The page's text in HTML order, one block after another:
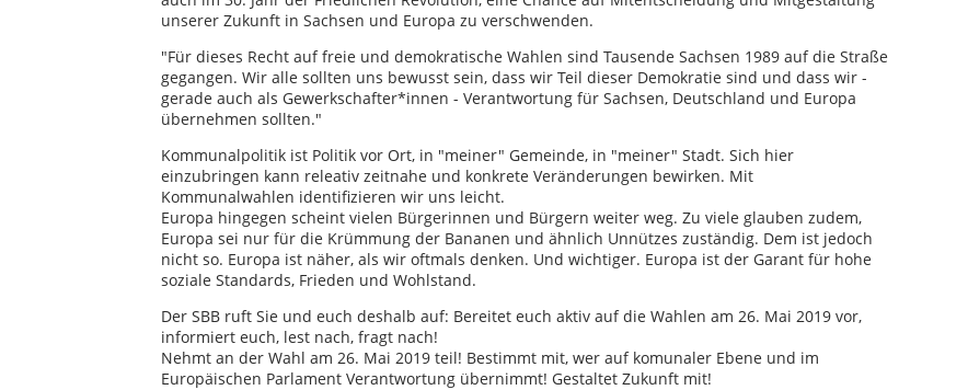
unserer Zukunft in Sachsen und Europa zu verschwenden.
"Für dieses Recht auf freie und demokratische Wahlen sind Tausende Sachsen 1989 auf die Straße
gegangen. Wir alle sollten uns bewusst sein, dass wir Teil dieser Demokratie sind und dass wir -
gerade auch als Gewerkschafter*innen - Verantwortung für Sachsen, Deutschland und Europa
übernehmen sollten."
Kommunalpolitik ist Politik vor Ort, in "meiner" Gemeinde, in "meiner" Stadt. Sich hier
einzubringen kann releativ zeitnahe und konkrete Veränderungen bewirken. Mit
Kommunalwahlen identifizieren wir uns leicht.
Europa hingegen scheint vielen Bürgerinnen und Bürgern weiter weg. Zu viele glauben zudem,
Europa sei nur für die Krümmung der Bananen und ähnlich Unnützes zuständig. Dem ist jedoch
nicht so. Europa ist näher, als wir oftmals denken. Und wichtiger. Europa ist der Garant für hohe
soziale Standards, Frieden und Wohlstand.
Der SBB ruft Sie und euch deshalb auf: Bereitet euch aktiv auf die Wahlen am 26. Mai 2019 vor,
informiert euch, lest nach, fragt nach!
Nehmt an der Wahl am 26. Mai 2019 teil! Bestimmt mit, wer auf komunaler Ebene und im
Europäischen Parlament Verantwortung übernimmt! Gestaltet Zukunft mit!